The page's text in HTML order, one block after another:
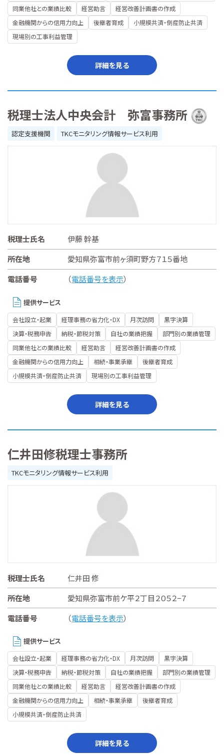
同業他社との業績比較 経営助言
経営改善計画書の作成
金融機関からの信用力向上
後継者育成
小規模共済・倒産防止共済
現場別の工事利益管理
詳細を見る
税理士法人中央会計 弥富事務所
認定支援機関 TKCモニタリング情報サービス利用
税理士氏名
伊藤 幹基
所在地
愛知県弥富市前ヶ須町野方７１５番地
電話番号
（電話番号を表示）
提供サービス
会社設立・起業 経理事務の省力化・DX 月次訪問
黒字決算
決算・税務申告
納税・節税対策 自社の業績把握
部門別の業績管理
同業他社との業績比較
経営助言
経営改善計画書の作成
金融機関からの信用力向上
相続・事業承継
後継者育成
小規模共済・倒産防止共済
現場別の工事利益管理
詳細を見る
仁井田修税理士事務所
TKCモニタリング情報サービス利用
税理士氏名
仁井田 修
所在地
愛知県弥富市前ケ平２丁目２０５２−７
電話番号
（電話番号を表示）
提供サービス
会社設立・起業 経理事務の省力化・DX 月次訪問
黒字決算
決算・税務申告
納税・節税対策 自社の業績把握
部門別の業績管理
同業他社との業績比較
経営助言
経営改善計画書の作成
金融機関からの信用力向上
相続・事業承継
後継者育成
小規模共済・倒産防止共済
詳細を見る